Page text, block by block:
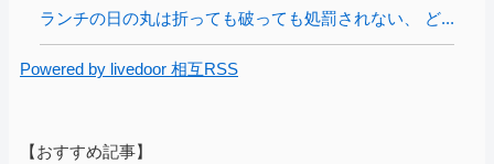
ランチの日の丸は折っても破っても処罰されない、 ど...
Powered by livedoor 相互RSS
【おすすめ記事】